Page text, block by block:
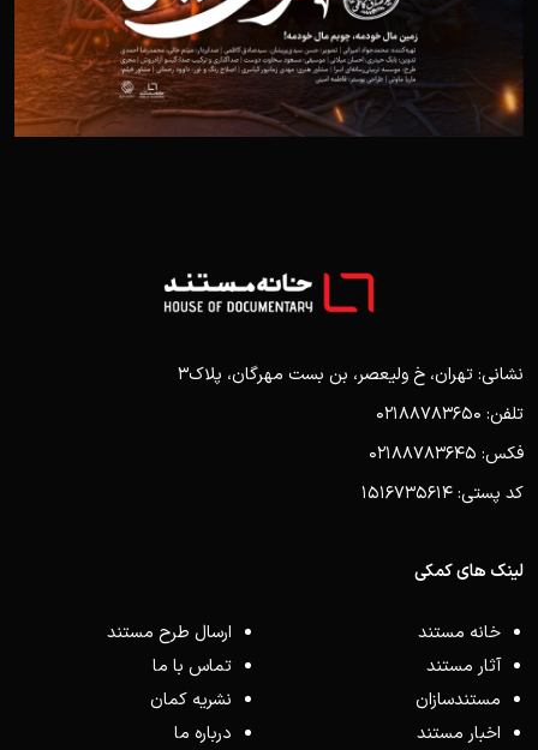
نشانی: تهران، خ ولیعصر، بن بست مهرگان، پلاک3
تلفن: 02188783650
فکس: 02188783645
کد پستی: 1516735614
لینک های کمکی
خانه مستند
آثار مستند
مستندسازان
اخبار مستند
ارسال طرح مستند
تماس با ما
نشریه کمان
درباره ما